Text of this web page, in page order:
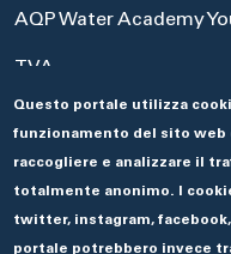
AQP Water Academy
TVA
Portale Acquisti
Aseco
Questo portale utilizza
funzionamento del sito web
raccogliere e analizzare il
totalmente anonimo. I
twitter, instagram,
portale potrebbero invece